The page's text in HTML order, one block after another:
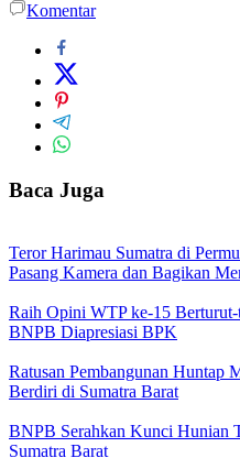
Komentar
Baca Juga
Teror Harimau Sumatra di
Pasang Kamera dan Bagikan
Raih Opini WTP ke-15
BNPB Diapresiasi BPK
Ratusan Pembangunan Huntap
Berdiri di Sumatra Barat
BNPB Serahkan Kunci Hunian
Sumatra Barat